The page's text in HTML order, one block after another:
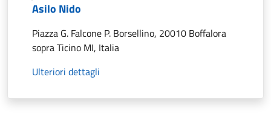
Asilo Nido
Piazza G. Falcone P. Borsellino, 20010 Boffalora
sopra Ticino MI, Italia
Ulteriori dettagli